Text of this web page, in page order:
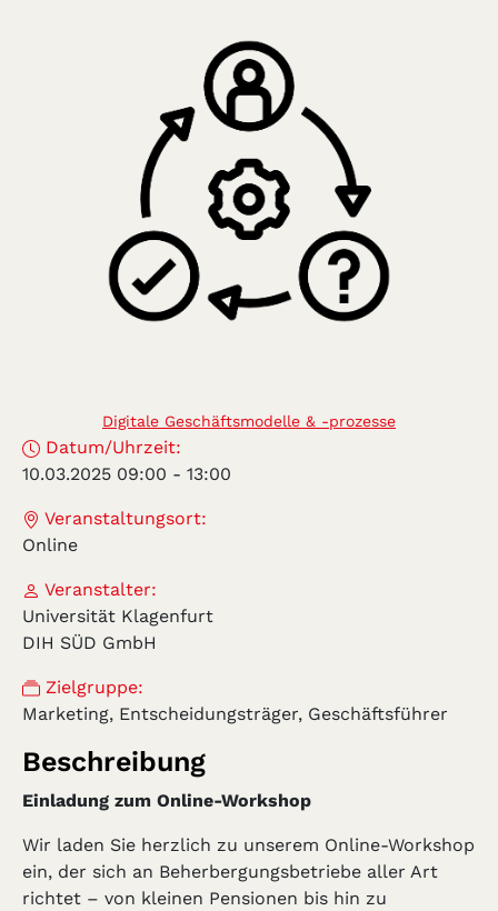
Digitale Geschäftsmodelle & -prozesse
Datum/Uhrzeit:
10.03.2025 09:00 - 13:00
Veranstaltungsort:
Online
Veranstalter:
Universität Klagenfurt
DIH SÜD GmbH
Zielgruppe:
Marketing, Entscheidungsträger, Geschäftsführer
Beschreibung
Einladung zum Online-Workshop
Wir laden Sie herzlich zu unserem Online-Workshop
ein, der sich an Beherbergungsbetriebe aller Art
richtet – von kleinen Pensionen bis hin zu